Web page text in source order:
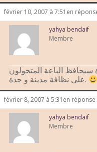
février 10, 2007 à 7:51 en
yahya bendaif
Membre
سيحافظ الباعة المتجولون
على نظافة مدينة و جدة.
février 8, 2007 à 5:31 en réponse
yahya bendaif
Membre